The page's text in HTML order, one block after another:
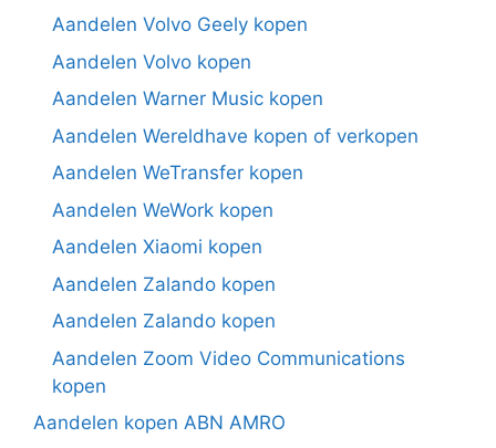
Aandelen Volvo Geely kopen
Aandelen Volvo kopen
Aandelen Warner Music kopen
Aandelen Wereldhave kopen of verkopen
Aandelen WeTransfer kopen
Aandelen WeWork kopen
Aandelen Xiaomi kopen
Aandelen Zalando kopen
Aandelen Zalando kopen
Aandelen Zoom Video Communications
kopen
Aandelen kopen ABN AMRO